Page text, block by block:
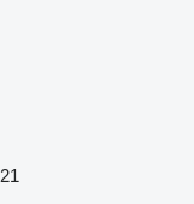
21